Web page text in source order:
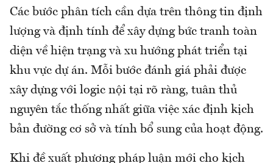
Các bước phân tích cần dựa trên thông tin định
lượng và định tính để xây dựng bức tranh toàn
diện về hiện trạng và xu hướng phát triển tại
khu vực dự án. Mỗi bước đánh giá phải được
xây dựng với logic nội tại rõ ràng, tuân thủ
nguyên tắc thống nhất giữa việc xác định kịch
bản đường cơ sở và tính bổ sung của hoạt động.
Khi đề xuất phương pháp luận mới cho kịch